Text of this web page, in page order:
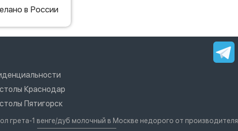
в России
Краснодар
Пятигорск
грета-1 венге/дуб молочный в Москве недорого от производителя